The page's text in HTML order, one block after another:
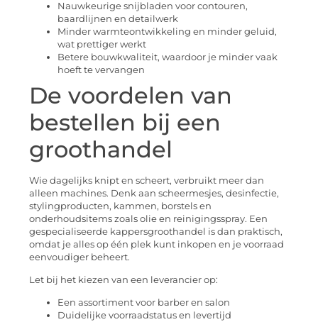
Nauwkeurige snijbladen voor contouren,
baardlijnen en detailwerk
Minder warmteontwikkeling en minder geluid,
wat prettiger werkt
Betere bouwkwaliteit, waardoor je minder vaak
hoeft te vervangen
De voordelen van
bestellen bij een
groothandel
Wie dagelijks knipt en scheert, verbruikt meer dan
alleen machines. Denk aan scheermesjes, desinfectie,
stylingproducten, kammen, borstels en
onderhoudsitems zoals olie en reinigingsspray. Een
gespecialiseerde kappersgroothandel is dan praktisch,
omdat je alles op één plek kunt inkopen en je voorraad
eenvoudiger beheert.
Let bij het kiezen van een leverancier op:
Een assortiment voor barber en salon
Duidelijke voorraadstatus en levertijd